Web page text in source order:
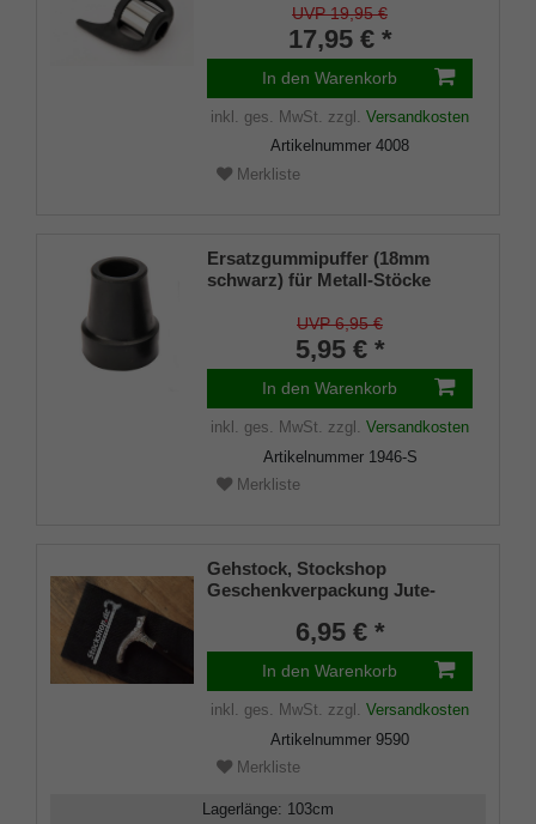
(18 - 22mm), Weichgummi
UVP 19,95 €
17,95 € *
In den Warenkorb
inkl. ges. MwSt. zzgl. Versandkosten
Artikelnummer 4008
Merkliste
Ersatzgummipuffer (18mm
schwarz) für Metall-Stöcke
ca. 18mm) mit Metalleinlage
(VE 1 Stück)
UVP 6,95 €
5,95 € *
In den Warenkorb
inkl. ges. MwSt. zzgl. Versandkosten
Artikelnummer 1946-S
Merkliste
Gehstock, Stockshop
Geschenkverpackung Jute-
Klettverschluss6,95 € *
In den Warenkorb
inkl. ges. MwSt. zzgl. Versandkosten
Artikelnummer 9590
Merkliste
Lagerlänge: 103cm